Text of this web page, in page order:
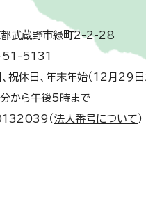
蔵野市緑町2-2-28
51-5131
、祝休日、年末年始（12月29
から午後5時まで
（ 法人番号について ）